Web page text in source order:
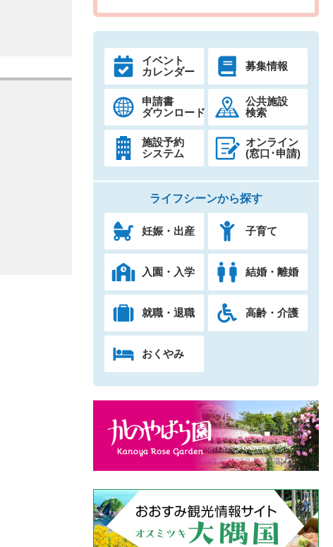
イベント
カレンダー
募集情報
申請書
ダウンロード
公共施設
検索
施設予約
システム
オンライン
(窓口･申請)
ライフシーンから探す
妊娠・出産 子育て
入園・入学 結婚・離婚
就職・退職 高齢・介護
おくやみ